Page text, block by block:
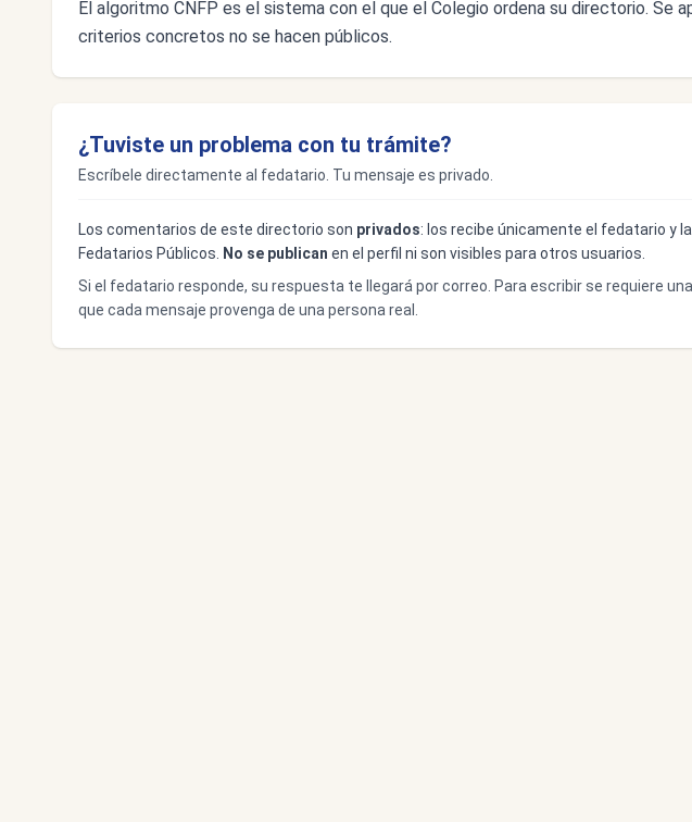
El algoritmo CNFP es el sistema con el que el Colegio ordena su directorio. Se
criterios concretos no se hacen públicos.
¿Tuviste un problema con tu trámite?
Escríbele directamente al fedatario. Tu mensaje es privado.
Los comentarios de este directorio son privados: los recibe únicamente el fedatario y
Fedatarios Públicos.
No se publican en el perfil ni son visibles para otros usuarios.
Si el fedatario responde, su respuesta te llegará por correo. Para escribir se requiere
que cada mensaje provenga de una persona real.